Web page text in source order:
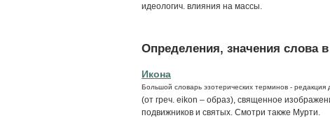
идеологич. влияния на массы.
Определения, значения слова
Икона
Большой словарь эзотерических терминов -
(от греч. eikon – образ), священное
подвижников и святых. Смотри также Мурти.